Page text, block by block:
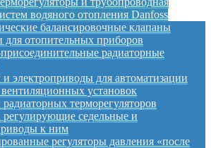
водяного отопления Danfoss
балансировочные клапаны
для отопительных приборов
радиаторные
электроприводы для автоматизации
установок
терморегуляторов
седельные и
к ним
регуляторы давления «после